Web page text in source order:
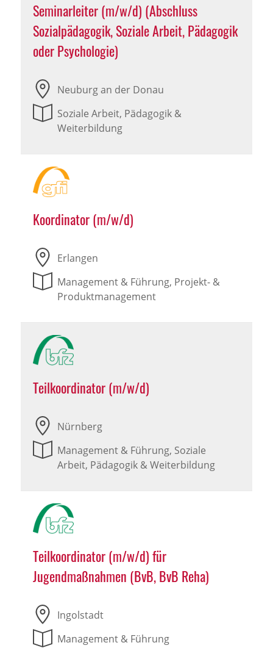
Seminarleiter (m/w/d) (Abschluss
Sozialpädagogik, Soziale Arbeit, Pädagogik
oder Psychologie)
Neuburg an der Donau
Soziale Arbeit, Pädagogik &
Weiterbildung
Koordinator (m/w/d)
Erlangen
Management & Führung, Projekt- &
Produktmanagement
Teilkoordinator (m/w/d)
Nürnberg
Management & Führung, Soziale
Arbeit, Pädagogik & Weiterbildung
Teilkoordinator (m/w/d) für
Jugendmaßnahmen (BvB, BvB Reha)
Ingolstadt
Management & Führung